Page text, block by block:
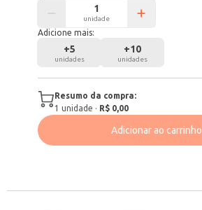
unidade
Adicione mais:
+5
unidades
+10
unidades
Resumo da compra:
1 unidade · R$ 0,00
Adicionar ao carrinho